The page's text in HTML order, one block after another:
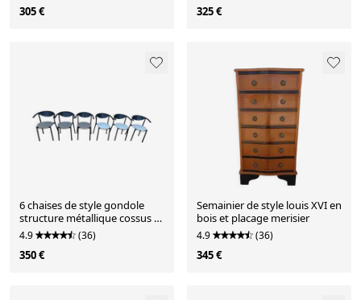
305 € 325 €
6 chaises de style gondole
structure métallique cossus et
simili cuir
4.9 (36)
350 €
Semainier de style louis XVI en
bois et placage merisier
4.9 (36)
345 €